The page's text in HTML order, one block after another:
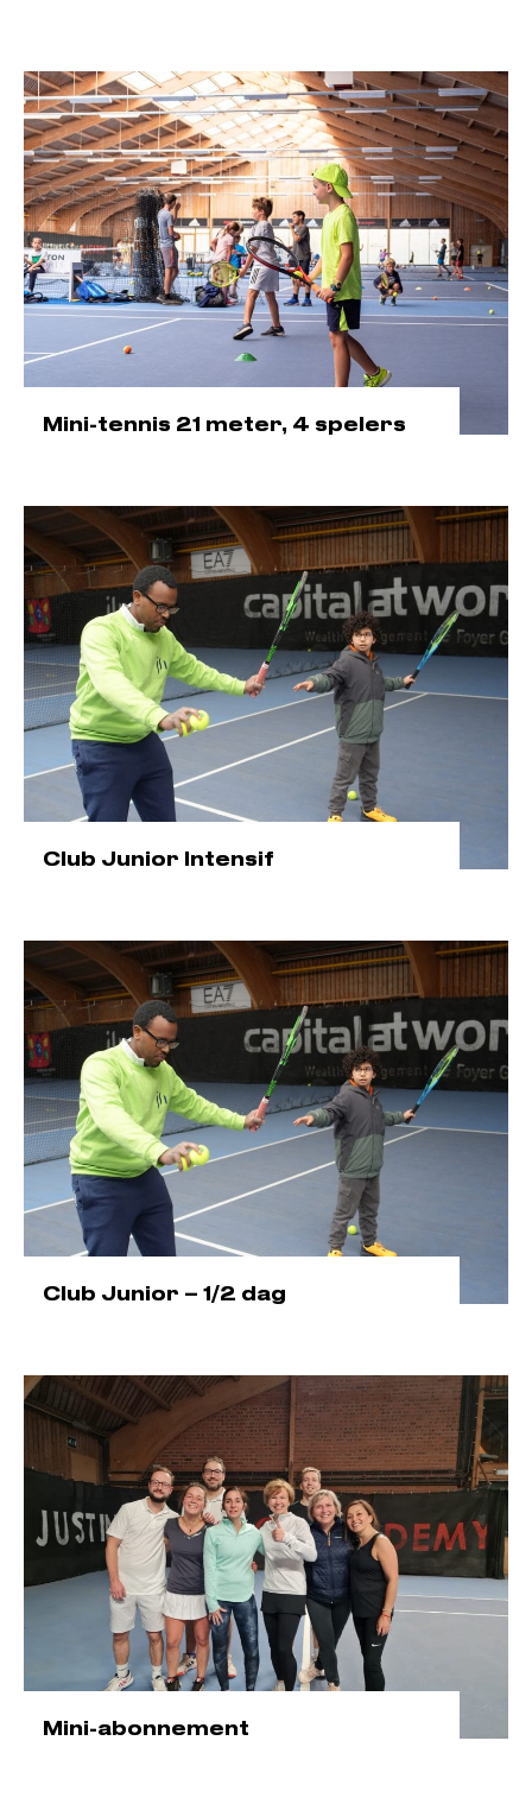
Mini-tennis 21 meter, 4 spelers
Club Junior Intensif
Club Junior – 1/2 dag
Mini-abonnement